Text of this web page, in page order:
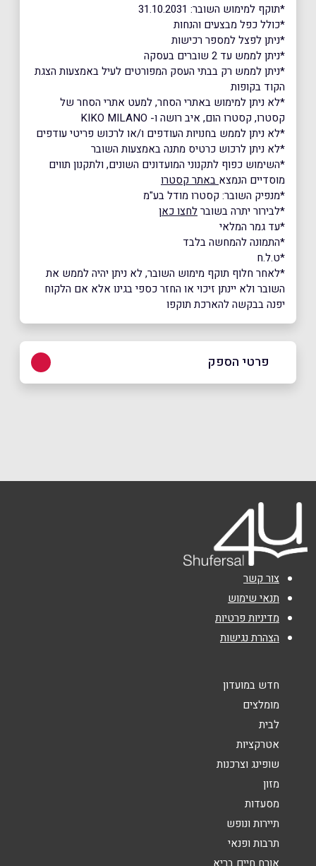
*תוקף למימוש השובר: 31.10.2031
*כולל כפל מבצעים והנחות
*ניתן לפצל למספר רכישות
*ניתן לממש עד 2 שוברים בעסקה
*ניתן לממש רק בבתי העסק המפורטים לעיל באמצעות הצגת
הקוד בקופות
*לא ניתן למימוש באתרי הסחר, למעט אתרי הסחר של
קסטרו, קסטרו הום, איב רושה ו- KIKO MILANO
*לא ניתן לממש בחנויות העודפים ו/או לרכוש פריטי עודפים
*לא ניתן לרכוש כרטיס מתנה באמצעות השובר
*השימוש כפוף לתקנוני המועדונים השונים, ולתקנון תווים
מוסדיים הנמצא באתר קסטרו
*מנפיק השובר: קסטרו מודל בע"מ
*לבירור יתרה בשוברלחצו כאן
*עד גמר המלאי
*התמונה להמחשה בלבד
*ט.ל.ח
*לאחר חלוף תוקף מימוש השובר, לא ניתן יהיה לממש את
השובר ולא יינתן זיכוי או החזר כספי בגינו אלא אם הלקוח
יפנה בבקשה להארכת תוקפו
פרטי הספק
שם מלא
טלפון*
אימייל*
נושא*
הודעה*
צור קשר
תנאי שימוש
מדיניות פרטיות
הצהרת נגישות
חדש במועדון
מומלצים
לבית
אטרקציות
שופינג וצרכנות
מזון
מסעדות
תיירות ונופש
תרבות ופנאי
אורח חיים בריא